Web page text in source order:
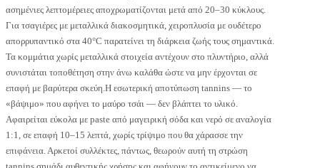
ασημένιες λεπτομέρειες αποχρωματίζονται μετά από 20–30 κύκλους.
Για τσαγιέρες με μεταλλικά διακοσμητικά, χειροπλυσία με ουδέτερο
απορρυπαντικό στα 40°C παρατείνει τη διάρκεια ζωής τους σημαντικά.
Τα κομμάτια χωρίς μεταλλικά στοιχεία αντέχουν στο πλυντήριο, αλλά
συνιστάται τοποθέτηση στην άνω καλάθα ώστε να μην έρχονται σε
επαφή με βαρύτερα σκεύη.Η εσωτερική αποτύπωση tannins — το
«βάψιμο» που αφήνει το μαύρο τσάι — δεν βλάπτει το υλικό.
Αφαιρείται εύκολα με paste από μαγειρική σόδα και νερό σε αναλογία
1:1, σε επαφή 10–15 λεπτά, χωρίς τρίψιμο που θα χάρασσε την
επιφάνεια. Αρκετοί συλλέκτες, πάντως, θεωρούν αυτή τη στρώση